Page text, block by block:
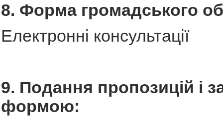
8. Форма громадського
Електронні консультації
9. Подання пропозицій і
формою: